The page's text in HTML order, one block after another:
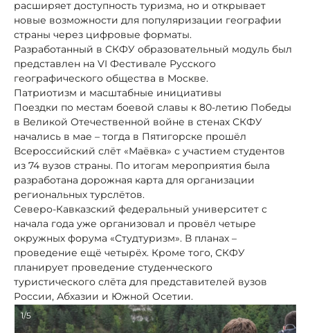
расширяет доступность туризма, но и открывает
новые возможности для популяризации географии
страны через цифровые форматы.
Разработанный в СКФУ образовательный модуль был
представлен на VI Фестивале Русского
географического общества в Москве.
Патриотизм и масштабные инициативы
Поездки по местам боевой славы к 80-летию Победы
в Великой Отечественной войне в стенах СКФУ
начались в мае – тогда в Пятигорске прошёл
Всероссийский слёт «Маёвка» с участием студентов
из 74 вузов страны. По итогам мероприятия была
разработана дорожная карта для организации
региональных турслётов.
Северо-Кавказский федеральный университет с
начала года уже организовал и провёл четыре
окружных форума «Студтуризм». В планах –
проведение ещё четырёх. Кроме того, СКФУ
планирует проведение студенческого
туристического слёта для представителей вузов
России, Абхазии и Южной Осетии.
1/5